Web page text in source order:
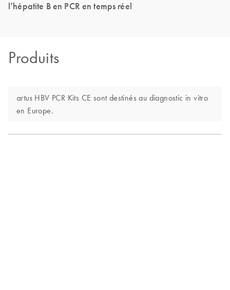
l’hépatite B en PCR en temps réel
Produits
artus HBV PCR Kits CE sont destinés au diagnostic in vitro
en Europe.